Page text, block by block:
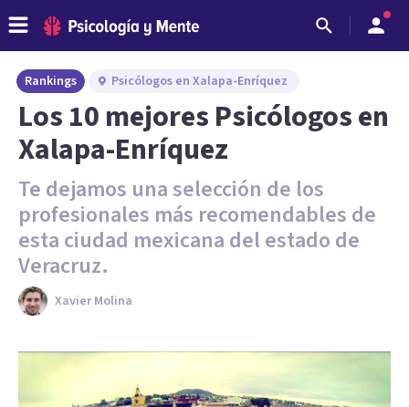
Rankings Psicólogos en Xalapa-Enríquez
Los 10 mejores Psicólogos en
Xalapa-Enríquez
Te dejamos una selección de los
profesionales más recomendables de
esta ciudad mexicana del estado de
Veracruz.
Xavier Molina